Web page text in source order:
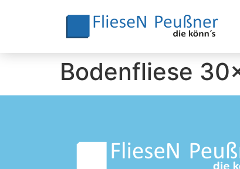
Bodenfliese